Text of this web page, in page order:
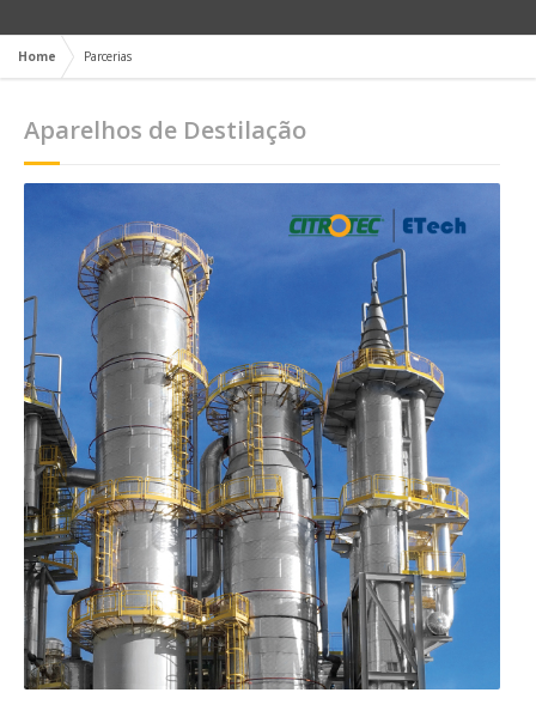
Home Parcerias
Aparelhos de Destilação